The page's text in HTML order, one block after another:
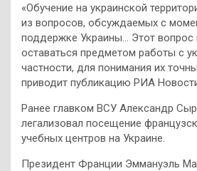
«Обучение на украинской
из вопросов, обсуждаемых с
поддержке Украины… Этот вопрос
оставаться предметом работы с
частности, для понимания их
приводит публикацию РИА
Ранее главком ВСУ Александр
легализовал посещение
учебных центров на Украине.
Президент Франции Эммануэль